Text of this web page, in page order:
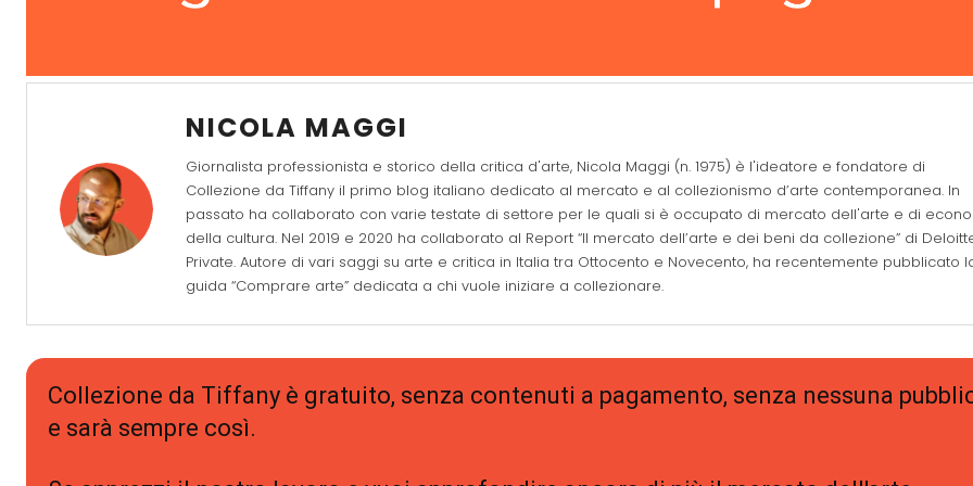
NICOLA MAGGI
Giornalista professionista e storico della critica d'arte, Nicola Maggi (n. 1975) è l'ideatore e fondatore di
Collezione da Tiffany il primo blog italiano dedicato al mercato e al collezionismo d’arte contemporanea. In
passato ha collaborato con varie testate di settore per le quali si è occupato di mercato dell'arte e di
della cultura. Nel 2019 e 2020 ha collaborato al Report “Il mercato dell’arte e dei beni da collezione” di
Private. Autore di vari saggi su arte e critica in Italia tra Ottocento e Novecento, ha recentemente pubblicato
guida “Comprare arte” dedicata a chi vuole iniziare a collezionare.
Collezione da Tiffany è gratuito, senza contenuti a pagamento, senza nessuna
e sarà sempre così.